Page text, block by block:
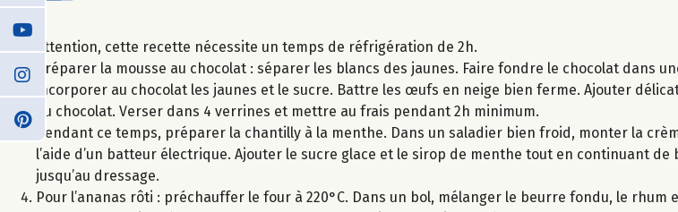
Attention, cette recette nécessite un temps de réfrigération de 2h.
Préparer la mousse au chocolat : séparer les blancs des jaunes. Faire fondre le chocolat dans
incorporer au chocolat les jaunes et le sucre. Battre les œufs en neige bien ferme. Ajouter
au chocolat. Verser dans 4 verrines et mettre au frais pendant 2h minimum.
Pendant ce temps, préparer la chantilly à la menthe. Dans un saladier bien froid, monter la
l’aide d’un batteur électrique. Ajouter le sucre glace et le sirop de menthe tout en continuant
jusqu’au dressage.
Pour l’ananas rôti : préchauffer le four à 220°C. Dans un bol, mélanger le beurre fondu, le rhum